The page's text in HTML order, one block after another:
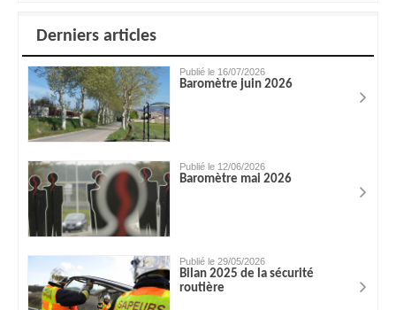
Derniers articles
Publié le 16/07/2026
Baromètre juin 2026
Publié le 12/06/2026
Baromètre mai 2026
Publié le 29/05/2026
Bilan 2025 de la sécurité
routière